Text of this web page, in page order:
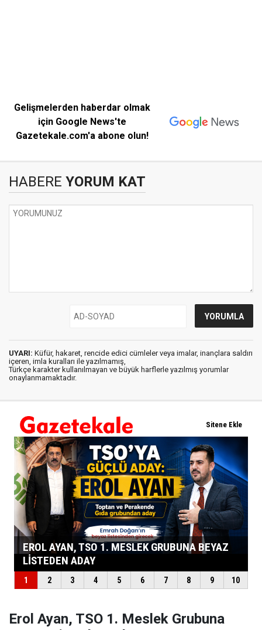
Gelişmelerden haberdar olmak
için Google News'te
Gazetekale.com'a abone olun!
HABERE YORUM KAT
UYARI: Küfür, hakaret, rencide edici cümleler veya imalar, inançlara saldırı
içeren, imla kuralları ile yazılmamış,
Türkçe karakter kullanılmayan ve büyük harflerle yazılmış yorumlar
onaylanmamaktadır.
Erol Ayan, TSO 1. Meslek Grubuna